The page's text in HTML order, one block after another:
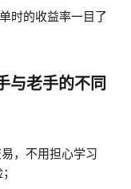
时的收益率一目了
与老手的不同
，不用担心学习